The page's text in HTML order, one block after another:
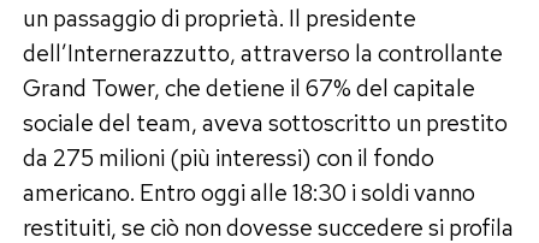
un passaggio di proprietà. Il presidente
dell’Internerazzutto, attraverso la controllante
Grand Tower, che detiene il 67% del capitale
sociale del team, aveva sottoscritto un prestito
da 275 milioni (più interessi) con il fondo
americano. Entro oggi alle 18:30 i soldi vanno
restituiti, se ciò non dovesse succedere si profila